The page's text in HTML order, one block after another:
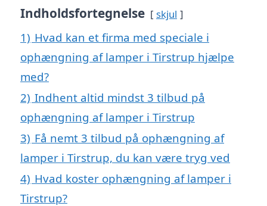
Indholdsfortegnelse skjul
1) Hvad kan et firma med speciale i
ophængning af lamper i Tirstrup hjælpe
med?
2) Indhent altid mindst 3 tilbud på
ophængning af lamper i Tirstrup
3) Få nemt 3 tilbud på ophængning af
lamper i Tirstrup, du kan være tryg ved
4) Hvad koster ophængning af lamper i
Tirstrup?